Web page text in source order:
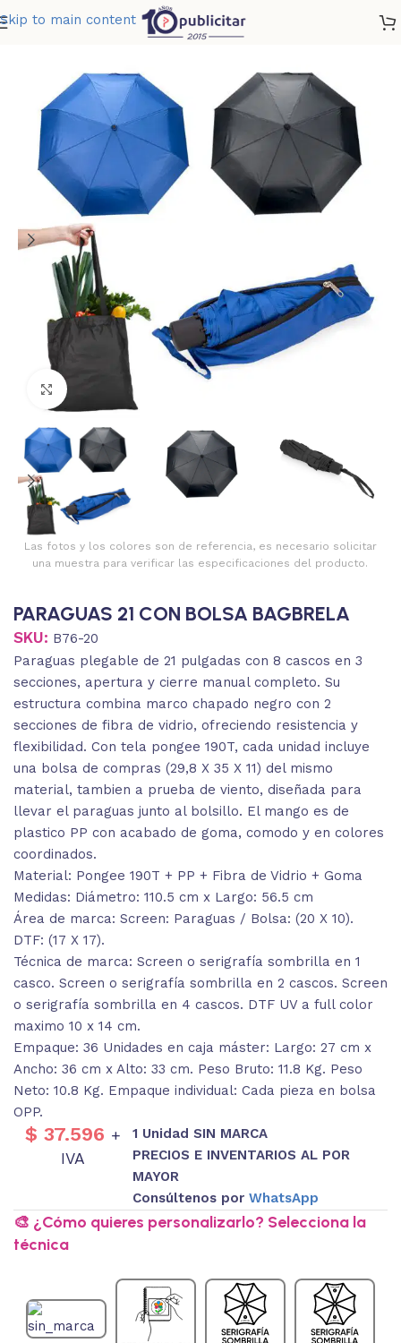
Skip to main content
PARAGUAS 21 CON BOLSA BAGBRELA
Clic para ampliar
Las fotos y los colores son de referencia, es necesario solicitar
una muestra para verificar las especificaciones del producto.
PARAGUAS 21 CON BOLSA BAGBRELA
SKU: B76-20
Paraguas plegable de 21 pulgadas con 8 cascos en 3
secciones, apertura y cierre manual completo. Su
estructura combina marco chapado negro con 2
secciones de fibra de vidrio, ofreciendo resistencia y
flexibilidad. Con tela pongee 190T, cada unidad incluye
una bolsa de compras (29,8 X 35 X 11) del mismo
material, tambien a prueba de viento, diseñada para
llevar el paraguas junto al bolsillo. El mango es de
plastico PP con acabado de goma, comodo y en colores
coordinados.
Material: Pongee 190T + PP + Fibra de Vidrio + Goma
Medidas: Diámetro: 110.5 cm x Largo: 56.5 cm
Área de marca: Screen: Paraguas / Bolsa: (20 X 10).
DTF: (17 X 17).
Técnica de marca: Screen o serigrafía sombrilla en 1
casco. Screen o serigrafía sombrilla en 2 cascos. Screen
o serigrafía sombrilla en 4 cascos. DTF UV a full color
maximo 10 x 14 cm.
Empaque: 36 Unidades en caja máster: Largo: 27 cm x
Ancho: 36 cm x Alto: 33 cm. Peso Bruto: 11.8 Kg. Peso
Neto: 10.8 Kg. Empaque individual: Cada pieza en bolsa
OPP.
$ 37.596 +
IVA
1 Unidad SIN MARCA
PRECIOS E INVENTARIOS AL POR
MAYOR
Consúltenos por WhatsApp
🎨 ¿Cómo quieres personalizarlo? Selecciona la
técnica